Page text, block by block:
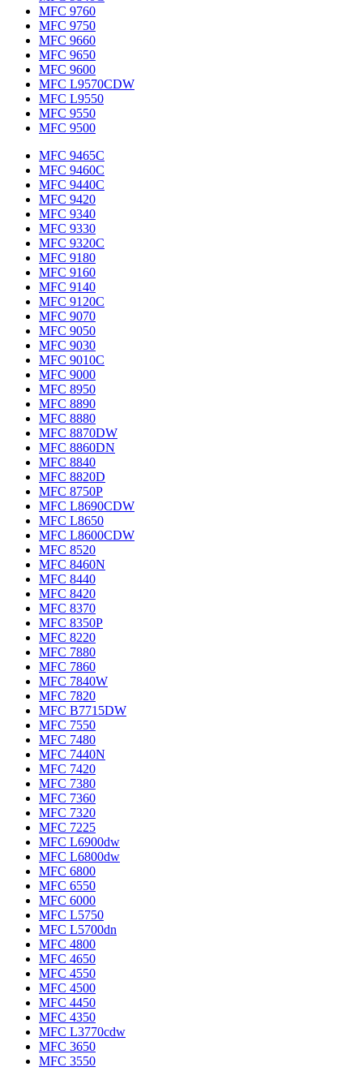
MFC 9760
MFC 9750
MFC 9660
MFC 9650
MFC 9600
MFC L9570CDW
MFC L9550
MFC 9550
MFC 9500
MFC 9465C
MFC 9460C
MFC 9440C
MFC 9420
MFC 9340
MFC 9330
MFC 9320C
MFC 9180
MFC 9160
MFC 9140
MFC 9120C
MFC 9070
MFC 9050
MFC 9030
MFC 9010C
MFC 9000
MFC 8950
MFC 8890
MFC 8880
MFC 8870DW
MFC 8860DN
MFC 8840
MFC 8820D
MFC 8750P
MFC L8690CDW
MFC L8650
MFC L8600CDW
MFC 8520
MFC 8460N
MFC 8440
MFC 8420
MFC 8370
MFC 8350P
MFC 8220
MFC 7880
MFC 7860
MFC 7840W
MFC 7820
MFC B7715DW
MFC 7550
MFC 7480
MFC 7440N
MFC 7420
MFC 7380
MFC 7360
MFC 7320
MFC 7225
MFC L6900dw
MFC L6800dw
MFC 6800
MFC 6550
MFC 6000
MFC L5750
MFC L5700dn
MFC 4800
MFC 4650
MFC 4550
MFC 4500
MFC 4450
MFC 4350
MFC L3770cdw
MFC 3650
MFC 3550